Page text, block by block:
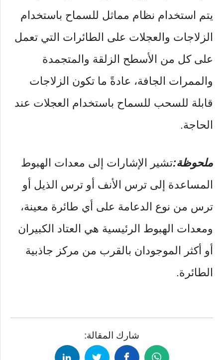
يتم استخدام نظام مماثل للسماح باستخدام
الزلاجات والعجلات على الطائرات التي تعمل
على كل من الأسطح الزلقة والمتجمدة
والممرات الجافة، عادةً ما تكون الزلاجات
قابلة للسحب للسماح باستخدام العجلات عند
الحاجة.
ملحوظة:تشير الإشارات إلى معدات الهبوط
المساعدة إلى ترس الأنف أو ترس الذيل أو
ترس من نوع الدعامة على أي طائرة معينة،
ومعدات الهبوط الرئيسية هي العتاد الكبيران
أو أكثر الموجودان بالقرب من مركز جاذبية
الطائرة.
شارك المقالة: